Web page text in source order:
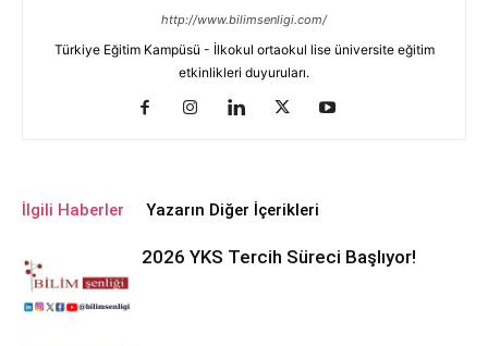
http://www.bilimsenligi.com/
Türkiye Eğitim Kampüsü - İlkokul ortaokul lise üniversite eğitim
etkinlikleri duyuruları.
İlgili Haberler Yazarın Diğer İçerikleri
2026 YKS Tercih Süreci Başlıyor!